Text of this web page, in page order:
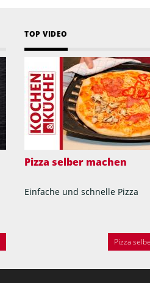
TOP VIDEO
Pizza selber machen
Einfache und schnelle Pizza
Pizza